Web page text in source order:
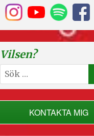
Vilsen?
Sök
efter:
KONTAKTA MIG